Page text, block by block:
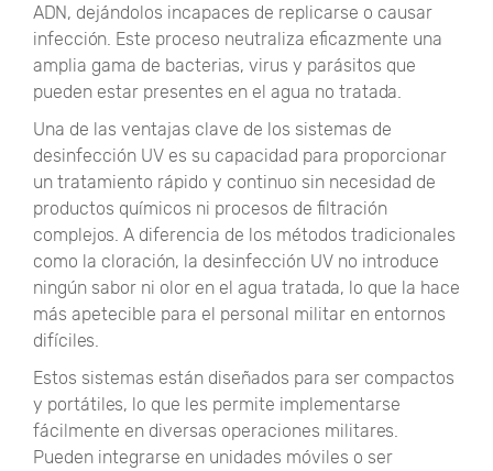
ADN, dejándolos incapaces de replicarse o causar
infección. Este proceso neutraliza eficazmente una
amplia gama de bacterias, virus y parásitos que
pueden estar presentes en el agua no tratada.
Una de las ventajas clave de los sistemas de
desinfección UV es su capacidad para proporcionar
un tratamiento rápido y continuo sin necesidad de
productos químicos ni procesos de filtración
complejos. A diferencia de los métodos tradicionales
como la cloración, la desinfección UV no introduce
ningún sabor ni olor en el agua tratada, lo que la hace
más apetecible para el personal militar en entornos
difíciles.
Estos sistemas están diseñados para ser compactos
y portátiles, lo que les permite implementarse
fácilmente en diversas operaciones militares.
Pueden integrarse en unidades móviles o ser